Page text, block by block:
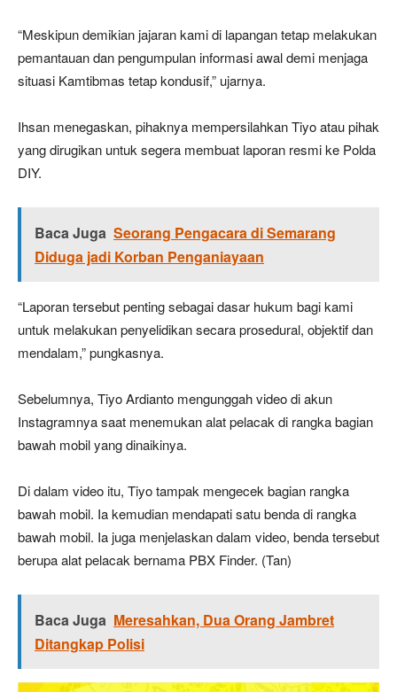
“Meskipun demikian jajaran kami di lapangan tetap melakukan
pemantauan dan pengumpulan informasi awal demi menjaga
situasi Kamtibmas tetap kondusif,” ujarnya.
Ihsan menegaskan, pihaknya mempersilahkan Tiyo atau pihak
yang dirugikan untuk segera membuat laporan resmi ke Polda
DIY.
Baca Juga Seorang Pengacara di Semarang
Diduga jadi Korban Penganiayaan
“Laporan tersebut penting sebagai dasar hukum bagi kami
untuk melakukan penyelidikan secara prosedural, objektif dan
mendalam,” pungkasnya.
Sebelumnya, Tiyo Ardianto mengunggah video di akun
Instagramnya saat menemukan alat pelacak di rangka bagian
bawah mobil yang dinaikinya.
Di dalam video itu, Tiyo tampak mengecek bagian rangka
bawah mobil. Ia kemudian mendapati satu benda di rangka
bawah mobil. Ia juga menjelaskan dalam video, benda tersebut
berupa alat pelacak bernama PBX Finder. (Tan)
Baca Juga Meresahkan, Dua Orang Jambret
Ditangkap Polisi